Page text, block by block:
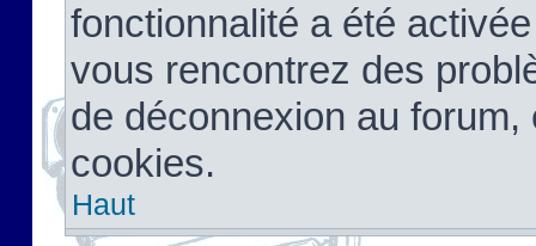
fonctionnalité a été
vous rencontrez des
de déconnexion au
cookies.
Haut